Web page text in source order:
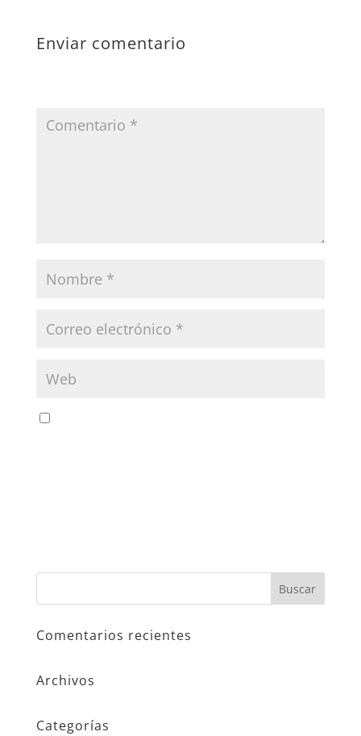
Enviar comentario
Comentarios recientes
Archivos
Categorías